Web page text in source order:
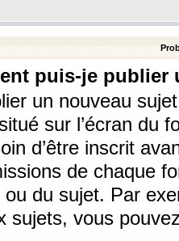
puis-je
un nouveau
sur l’écran du
d’être inscrit
de chaque
ou du sujet. Par
sujets, vous